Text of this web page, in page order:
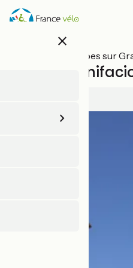
Aller
au
close
Toutes les étapes sur
Zonza /